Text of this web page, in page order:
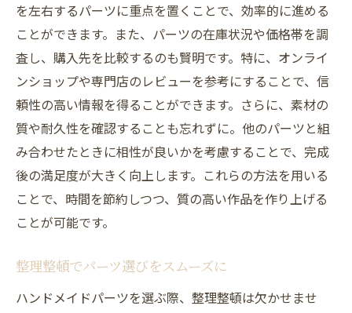
を左右するパーツに重点を置くことで、効率的に進める
ことができます。また、パーツの在庫状況や価格帯を調
査し、購入先を比較するのも賢明です。特に、オンライ
ンショップや専門店のレビューを参考にすることで、信
頼性の高い情報を得ることができます。さらに、素材の
質や耐久性を確認することも忘れずに。他のパーツと組
み合わせたときに相性が良いかを考慮することで、完成
後の満足度が大きく向上します。これらの方法を用いる
ことで、時間を節約しつつ、質の高い作品を作り上げる
ことが可能です。
整理整頓でパーツ選びをスムーズに
ハンドメイドパーツを選ぶ際、整理整頓は欠かせませ